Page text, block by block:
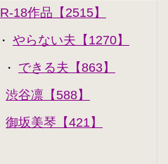
R-18作品【2515】
・ やらない夫【1270】
・ できる夫【863】
渋谷凛【588】
御坂美琴【421】